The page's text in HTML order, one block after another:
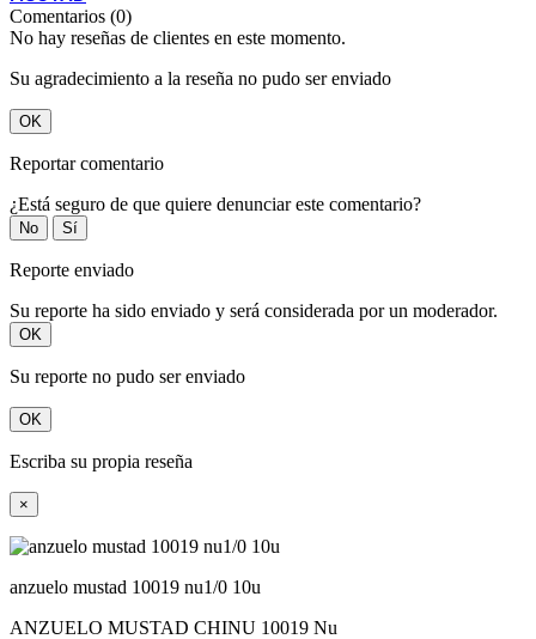
Comentarios (0)
No hay reseñas de clientes en este momento.
Su agradecimiento a la reseña no pudo ser enviado
OK
Reportar comentario
¿Está seguro de que quiere denunciar este comentario?
No Sí
Reporte enviado
Su reporte ha sido enviado y será considerada por un moderador.
OK
Su reporte no pudo ser enviado
OK
Escriba su propia reseña
×
anzuelo mustad 10019 nu1/0 10u
ANZUELO MUSTAD CHINU 10019 Nu